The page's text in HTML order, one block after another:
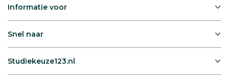
Informatie voor
Snel naar
Studiekeuze123.nl